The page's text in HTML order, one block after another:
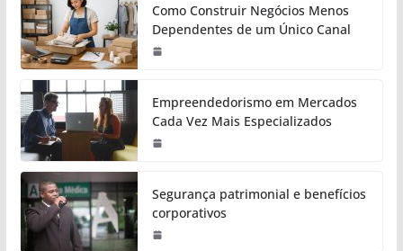
Como Construir Negócios Menos
Dependentes de um Único Canal
Empreendedorismo em Mercados
Cada Vez Mais Especializados
Segurança patrimonial e benefícios
corporativos